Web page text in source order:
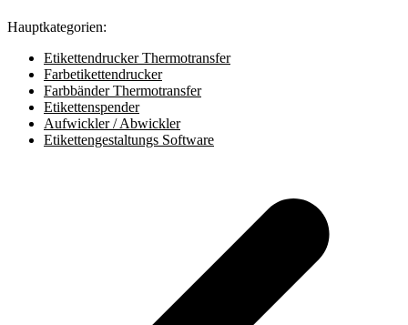
Hauptkategorien:
Etikettendrucker Thermotransfer
Farbetikettendrucker
Farbbänder Thermotransfer
Etikettenspender
Aufwickler / Abwickler
Etikettengestaltungs Software